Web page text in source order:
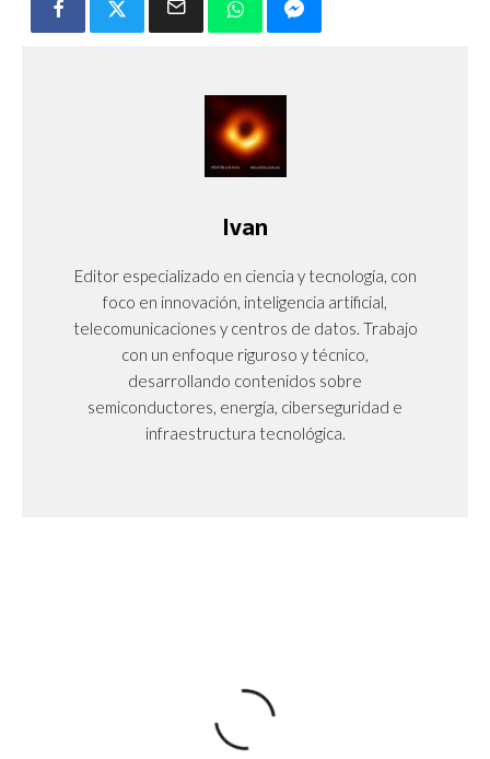
Ivan
Editor especializado en ciencia y tecnología, con
foco en innovación, inteligencia artificial,
telecomunicaciones y centros de datos. Trabajo
con un enfoque riguroso y técnico,
desarrollando contenidos sobre
semiconductores, energía, ciberseguridad e
infraestructura tecnológica.